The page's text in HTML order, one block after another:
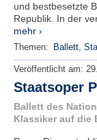
und bestbesetzte
Republik. In der
mehr ›
Themen: Ballett,
Veröffentlicht am:
Staatsoper
Ballett des
Klassiker auf die